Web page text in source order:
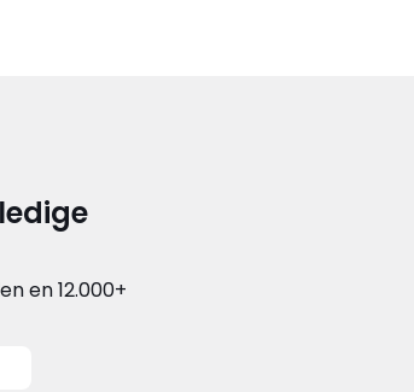
en 12.000+